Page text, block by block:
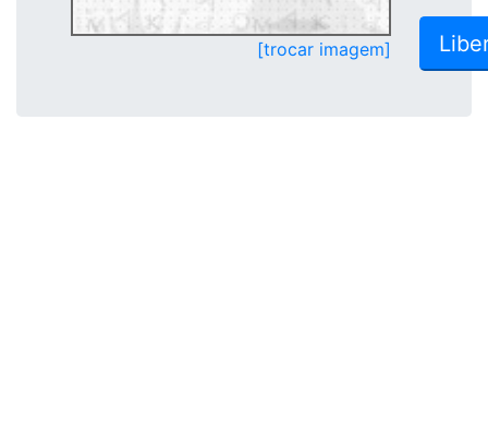
[trocar imagem]